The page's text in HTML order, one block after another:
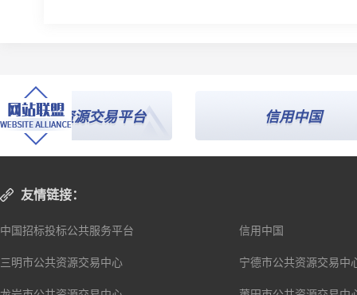
共资源交易平台 信用中国
友情链接：
中国招标投标公共服务平台
信用中国
三明市公共资源交易中心
宁德市公共资源交易中